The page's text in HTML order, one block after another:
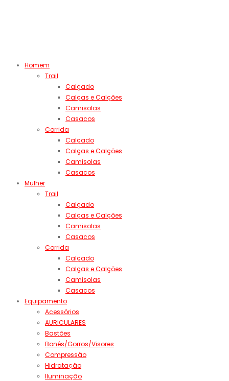
Homem
Trail
Calçado
Calças e Calções
Camisolas
Casacos
Corrida
Calçado
Calças e Calções
Camisolas
Casacos
Mulher
Trail
Calçado
Calças e Calções
Camisolas
Casacos
Corrida
Calçado
Calças e Calções
Camisolas
Casacos
Equipamento
Acessórios
AURICULARES
Bastões
Bonés/Gorros/Visores
Compressão
Hidratação
Iluminação